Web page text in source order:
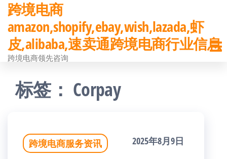
前
往
内
跨境电商
amazon,shopify,ebay,wish,lazada,虾
皮,alibaba,速卖通跨境电商行业信息
跨境电商领先咨询
标签： Corpay
跨境电商服务资讯 2025年8月9日